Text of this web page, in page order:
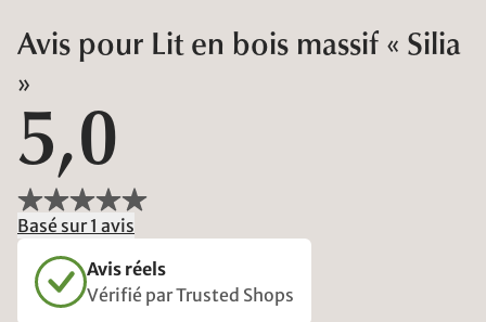
Avis pour Lit en bois massif « Silia
»
5,0
Basé sur 1 avis
Avis réels
Vérifié par Trusted Shops